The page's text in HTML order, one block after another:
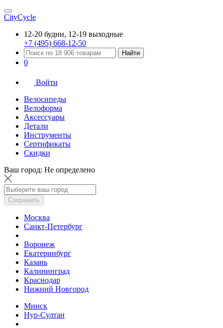
CityCycle
12-20 будни, 12-19 выходные
+7 (495) 668-12-50
Найти
0
Войти
Велосипеды
Велоформа
Аксессуары
Детали
Инструменты
Сертификаты
Скидки
Ваш город: Не определено
Сохранить
Москва
Санкт-Петербург
Воронеж
Екатеринбург
Казань
Калининград
Краснодар
Нижний Новгород
Минск
Нур-Султан